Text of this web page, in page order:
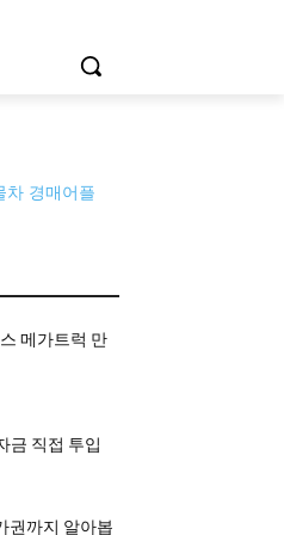
메가트럭 만
금 직접 투입
권까지 알아봅